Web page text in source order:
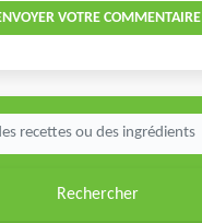
VOTRE COMMENTAIRE
Rechercher